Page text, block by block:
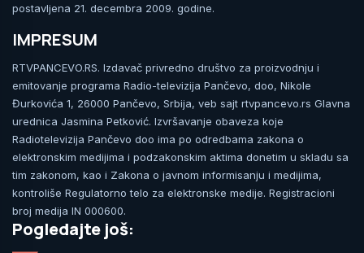
postavljena 21. decembra 2009. godine.
IMPRESUM
RTVPANCEVO.RS. Izdavač privredno društvo za proizvodnju i
emitovanje programa Radio-televizija Pančevo, doo, Nikole
Đurkovića 1, 26000 Pančevo, Srbija, veb sajt rtvpancevo.rs Glavna
urednica Jasmina Petković. Izvršavanje obaveza koje
Radiotelevizija Pančevo doo ima po odredbama zakona o
elektronskim medijima i podzakonskim aktima donetim u skladu sa
tim zakonom, kao i Zakona o javnom informisanju i medijima,
kontroliše Regulatorno telo za elektronske medije. Registracioni
broj medija IN 000600.
Pogledajte još: